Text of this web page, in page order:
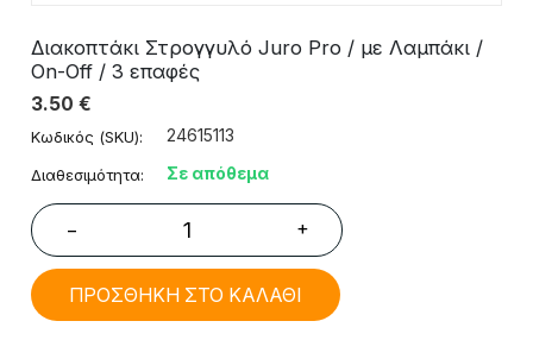
Διακοπτάκι Στρογγυλό Juro Pro / με Λαμπάκι /
On-Off / 3 επαφές
3.50 €
Κωδικός (SKU): 24615113
Διαθεσιμότητα: Σε απόθεμα
− +
ΠΡΟΣΘΗΚΗ ΣΤΟ ΚΑΛΑΘΙ